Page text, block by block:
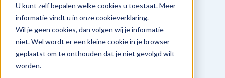
U kunt zelf bepalen welke cookies u toestaat. Meer
informatie vindt u in onze cookieverklaring.
Wil je geen cookies, dan volgen wij je informatie
niet. Wel wordt er een kleine cookie in je browser
geplaatst om te onthouden dat je niet gevolgd wilt
worden.
Learnings
Über uns
Home Cases Smint NeuroBranding